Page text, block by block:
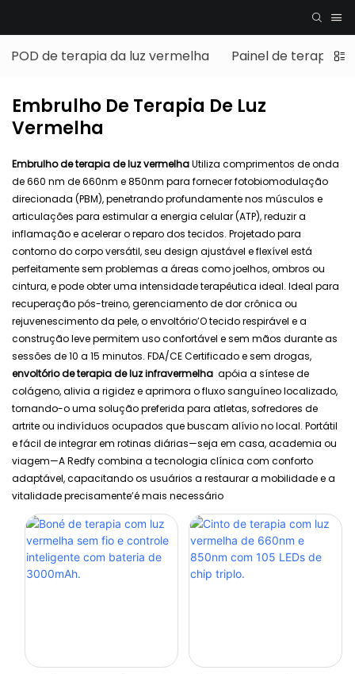
POD de terapia da luz vermelha Painel de terapia
Embrulho De Terapia De Luz
Vermelha
Embrulho de terapia de luz vermelhaUtiliza comprimentos de onda
de 660 nm de 660nm e 850nm para fornecer fotobiomodulação
direcionada (PBM), penetrando profundamente nos músculos e
articulações para estimular a energia celular (ATP), reduzir a
inflamação e acelerar o reparo dos tecidos. Projetado para
contorno do corpo versátil, seu design ajustável e flexível está
perfeitamente sem problemas a áreas como joelhos, ombros ou
cintura, e pode obter uma intensidade terapêutica ideal. Ideal para
recuperação pós-treino, gerenciamento de dor crônica ou
rejuvenescimento da pele, o envoltório’O tecido respirável e a
construção leve permitem uso confortável e sem mãos durante as
sessões de 10 a 15 minutos. FDA/CE Certificado e sem drogas,
envoltório de terapia de luz infravermelha apóia a síntese de
colágeno, alivia a rigidez e aprimora o fluxo sanguíneo localizado,
tornando-o uma solução preferida para atletas, sofredores de
artrite ou indivíduos ocupados que buscam alívio no local. Portátil
e fácil de integrar em rotinas diárias—seja em casa, academia ou
viagem—A Redfy combina a tecnologia clínica com conforto
adaptável, capacitando os usuários a restaurar a mobilidade e a
vitalidade precisamente’é mais necessário